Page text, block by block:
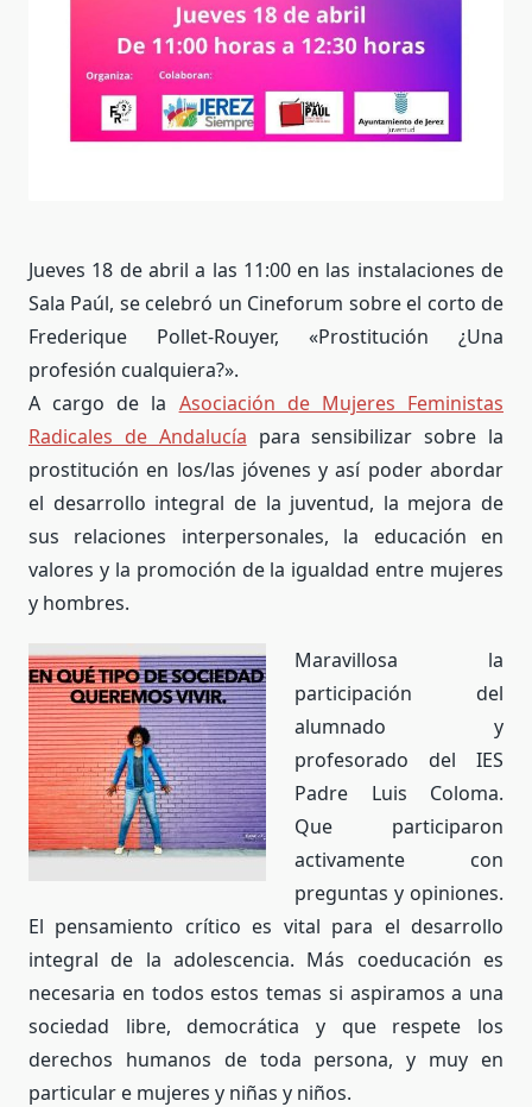
Jueves 18 de abril a las 11:00 en las instalaciones de
Sala Paúl, se celebró un Cineforum sobre el corto de
Frederique Pollet-Rouyer, «Prostitución ¿Una
profesión cualquiera?».
A cargo de la Asociación de Mujeres Feministas
Radicales de Andalucía para sensibilizar sobre la
prostitución en los/las jóvenes y así poder abordar
el desarrollo integral de la juventud, la mejora de
sus relaciones interpersonales, la educación en
valores y la promoción de la igualdad entre mujeres
y hombres.
Maravillosa la
participación del
alumnado y
profesorado del IES
Padre Luis Coloma.
Que participaron
activamente con
preguntas y opiniones.
El pensamiento crítico es vital para el desarrollo
integral de la adolescencia. Más coeducación es
necesaria en todos estos temas si aspiramos a una
sociedad libre, democrática y que respete los
derechos humanos de toda persona, y muy en
particular e mujeres y niñas y niños.